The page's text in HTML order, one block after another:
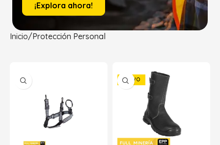
¡Explora ahora!
Inicio Protección Personal
NUEVO